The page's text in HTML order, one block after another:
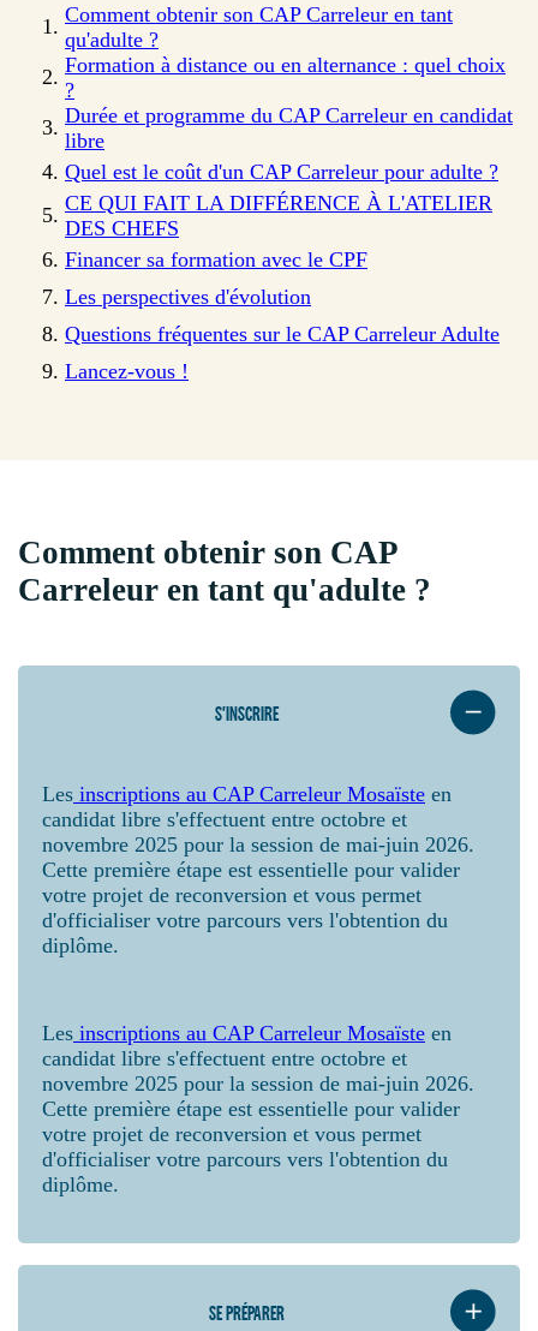
Comment obtenir son CAP Carreleur en tant
qu'adulte ?
Formation à distance ou en alternance : quel choix
?
Durée et programme du CAP Carreleur en candidat
libre
Quel est le coût d'un CAP Carreleur pour adulte ?
CE QUI FAIT LA DIFFÉRENCE À L'ATELIER
DES CHEFS
Financer sa formation avec le CPF
Les perspectives d'évolution
Questions fréquentes sur le CAP Carreleur Adulte
Lancez-vous !
Comment obtenir son CAP
Carreleur en tant qu'adulte ?
S'INSCRIRE
Les inscriptions au CAP Carreleur Mosaïste en
candidat libre s'effectuent entre octobre et
novembre 2025 pour la session de mai-juin 2026.
Cette première étape est essentielle pour valider
votre projet de reconversion et vous permet
d'officialiser votre parcours vers l'obtention du
diplôme.
Les inscriptions au CAP Carreleur Mosaïste en
candidat libre s'effectuent entre octobre et
novembre 2025 pour la session de mai-juin 2026.
Cette première étape est essentielle pour valider
votre projet de reconversion et vous permet
d'officialiser votre parcours vers l'obtention du
diplôme.
SE PRÉPARER